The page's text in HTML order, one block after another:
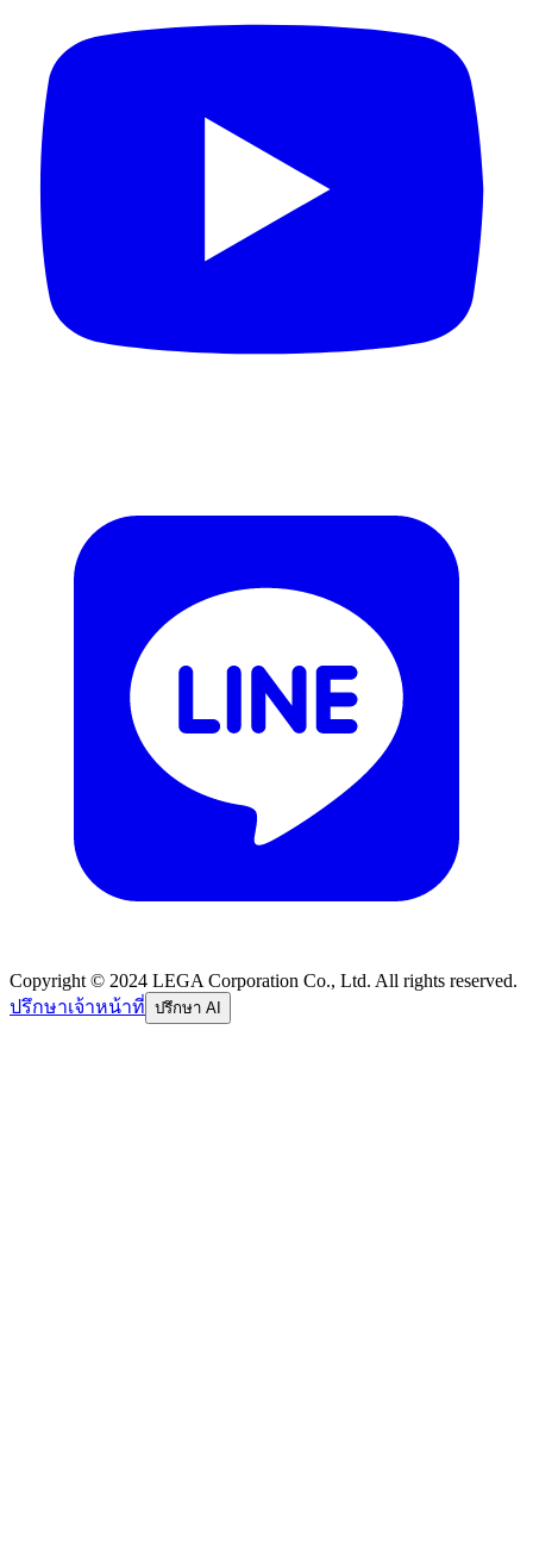
Copyright © 2024 LEGA Corporation Co., Ltd. All rights reserved.
ปรึกษาเจ้าหน้าที่ ปรึกษา AI